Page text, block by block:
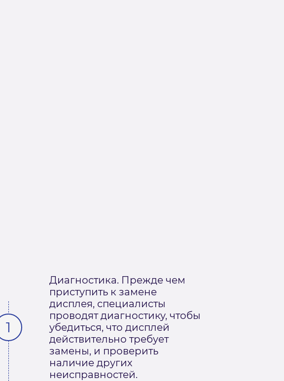
Диагностика. Прежде чем
приступить к замене
дисплея, специалисты
проводят диагностику, чтобы
убедиться, что дисплей
действительно требует
замены, и проверить
наличие других
неисправностей.